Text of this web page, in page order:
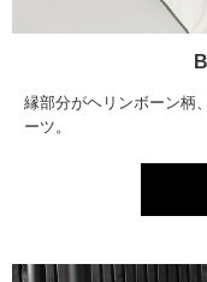
縁部分がヘリンボーン柄
ーツ。